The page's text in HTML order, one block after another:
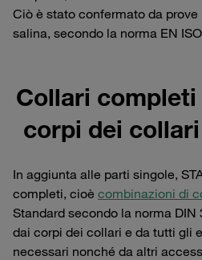
Ciò è stato confermato da
salina, secondo la norma EN
Collari
corpi dei
In aggiunta alle parti singole,
completi, cioè combinazioni di
Standard secondo la norma
dai corpi dei collari e da tutti gli
necessari nonché da altri